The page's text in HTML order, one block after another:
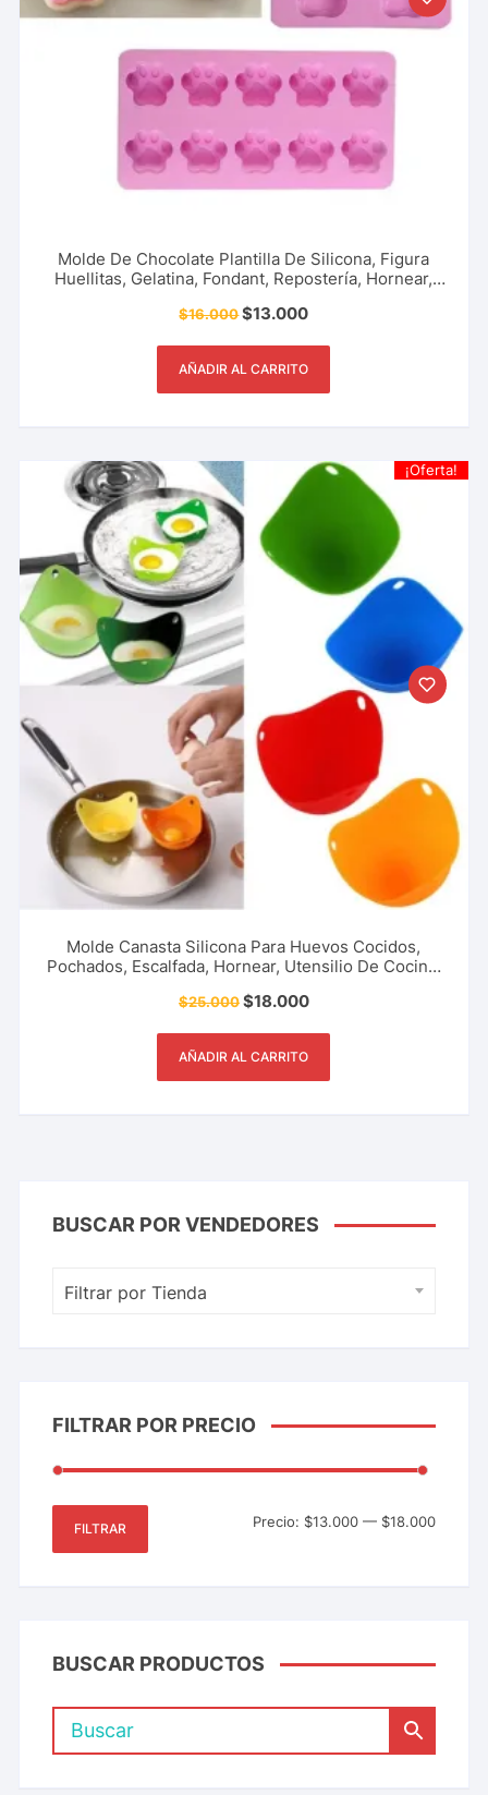
Molde De Chocolate Plantilla De Silicona, Figura
Huellitas, Gelatina, Fondant, Repostería, Hornear,
$16.000$13.000
AÑADIR AL CARRITO
¡Oferta!
Molde Canasta Silicona Para Huevos Cocidos,
Pochados, Escalfada, Hornear, Utensilio De Cocina,
$25.000$18.000
AÑADIR AL CARRITO
BUSCAR POR VENDEDORES
Filtrar por Tienda
FILTRAR POR PRECIO
FILTRAR Precio: $13.000— $18.000
BUSCAR PRODUCTOS